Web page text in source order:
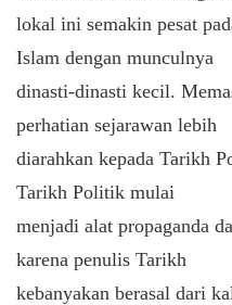
lokal ini semakin pesat
Islam dengan munculnya
dinasti-dinasti kecil.
perhatian sejarawan lebih
diarahkan kepada Tarikh
Tarikh Politik mulai
menjadi alat propaganda
karena penulis Tarikh
kebanyakan berasal dari